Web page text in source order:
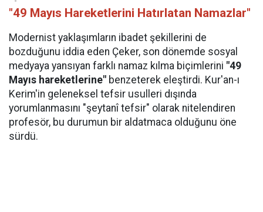
"49 Mayıs Hareketlerini Hatırlatan Namazlar"
Modernist yaklaşımların ibadet şekillerini de
bozduğunu iddia eden Çeker, son dönemde sosyal
medyaya yansıyan farklı namaz kılma biçimlerini "49
Mayıs hareketlerine" benzeterek eleştirdi. Kur'an-ı
Kerim'in geleneksel tefsir usulleri dışında
yorumlanmasını "şeytanî tefsir" olarak nitelendiren
profesör, bu durumun bir aldatmaca olduğunu öne
sürdü.